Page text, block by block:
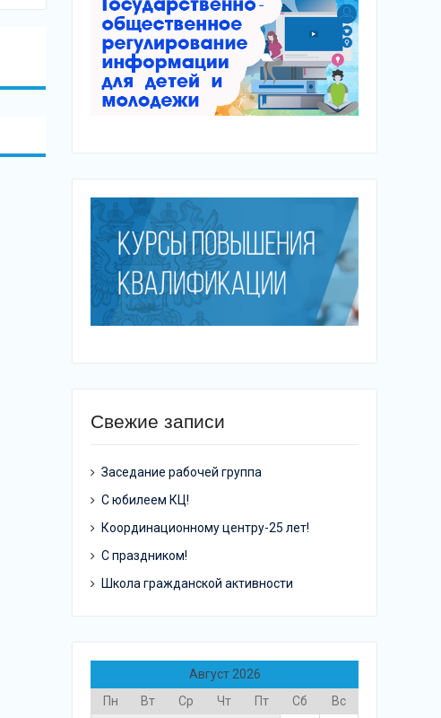
Свежие записи
Заседание рабочей группа
С юбилеем КЦ!
Координационному центру-25 лет!
С праздником!
Школа гражданской активности
Август 2026
Пн
Вт Ср Чт Пт Сб
Вс